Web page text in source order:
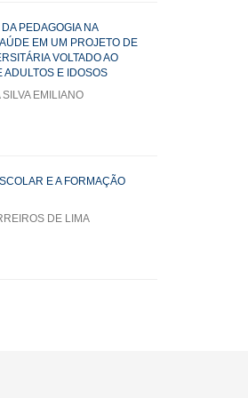
PEDAGOGIA NA
EM UM PROJETO DE
VOLTADO AO
ADULTOS E IDOSOS
EMILIANO
E A FORMAÇÃO
DE LIMA